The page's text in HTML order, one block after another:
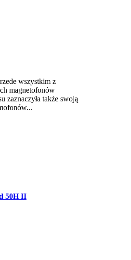
wszystkim z
magnetofonów
zaznaczyła także swoją
50H II